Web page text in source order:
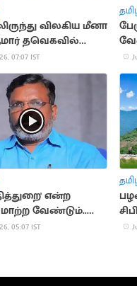
விலகிய மீனா
தவெகவில்
07:07 IST
என்ற
வேண்டும்..
05:07 IST